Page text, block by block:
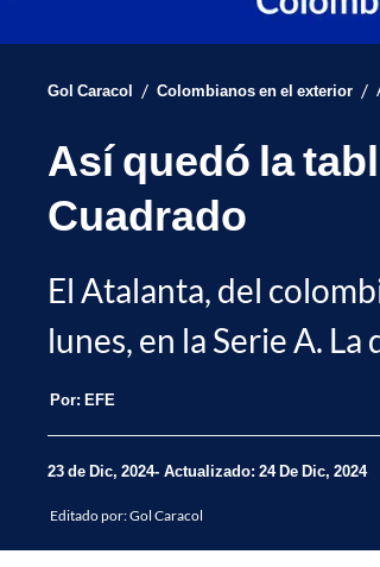
Gol Caracol / Colombianos en el exterior /
Así quedó la
Cuadrado
El Atalanta, del
lunes, en la Serie A.
Por: EFE
23 de Dic, 2024 Actualizado: 24 De Dic, 2024
Editado por:Gol Caracol